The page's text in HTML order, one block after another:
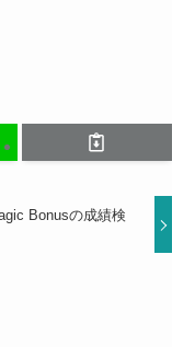
Bonusの成績検